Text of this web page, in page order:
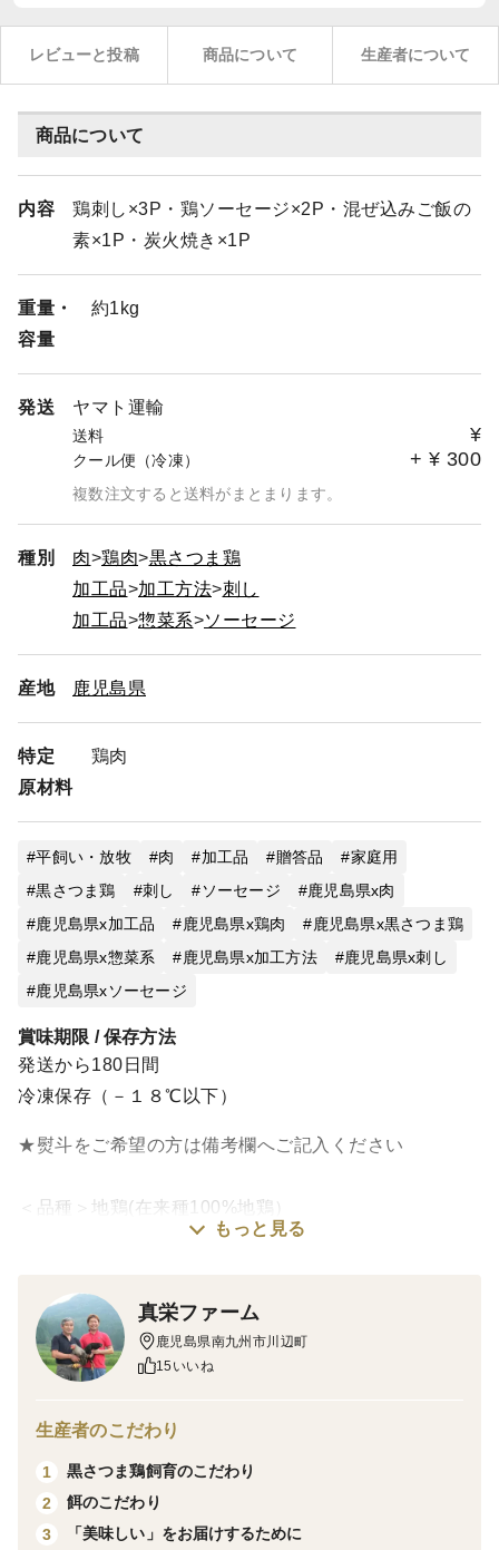
レビューと投稿 商品について 生産者について
商品について
内容
鶏刺し×3P・鶏ソーセージ×2P・混ぜ込みご飯の
素×1P・炭火焼き×1P
重量・
容量
約1kg
発送 ヤマト運輸
送料 ¥
クール便（冷凍） + ¥ 300
複数注文すると送料がまとまります。
種別 肉 鶏肉
黒さつま鶏
加工品
加工方法 刺し
加工品
惣菜系 ソーセージ
産地 鹿児島県
特定
原材料
鶏肉
平飼い・放牧 肉 加工品 贈答品
家庭用
黒さつま鶏
刺し ソーセージ
鹿児島県x肉
鹿児島県x加工品
鹿児島県x鶏肉
鹿児島県x黒さつま鶏
鹿児島県x惣菜系
鹿児島県x加工方法
鹿児島県x刺し
鹿児島県xソーセージ
賞味期限 / 保存方法
発送から180日間
冷凍保存（－１８℃以下）
★熨斗をご希望の方は備考欄へご記入ください
＜品種＞地鶏(在来種100%地鶏）
かごしま地鶏『黒さつま鶏』
＜内容量＞
・鶏刺し150g・・・・３パック(カット済み)
・ソーセージ130g(5本)・・・・２パック
もっと見る
真栄ファーム
鹿児島県南九州市川辺町
15いいね
生産者のこだわり
1
黒さつま鶏飼育のこだわり
2
餌のこだわり
3
「美味しい」をお届けするために